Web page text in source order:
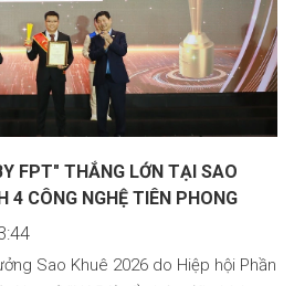
FPT" THẮNG LỚN TẠI SAO
4 CÔNG NGHỆ TIÊN PHONG
Sao Khuê 2026 do Hiệp hội Phần